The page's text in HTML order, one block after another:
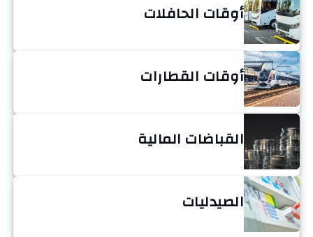
أوقات الحافلات
أوقات القطارات
القباضات المالية
الصيدليات